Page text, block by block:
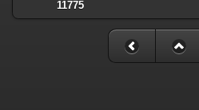
11775